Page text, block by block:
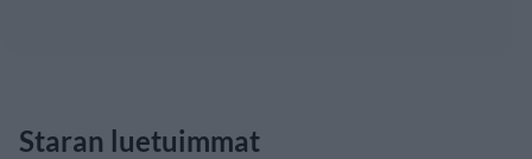
Staran luetuimmat